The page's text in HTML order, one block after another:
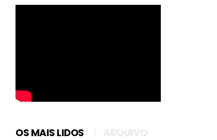
OS MAIS LIDOS